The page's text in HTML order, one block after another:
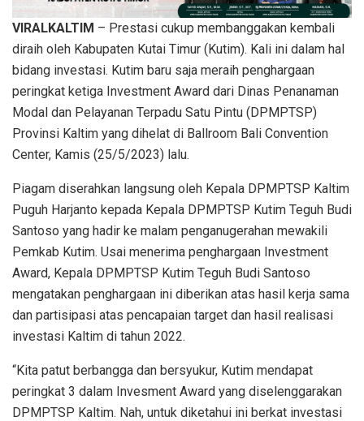
VIRALKALTIM – Prestasi cukup membanggakan kembali
diraih oleh Kabupaten Kutai Timur (Kutim). Kali ini dalam hal
bidang investasi. Kutim baru saja meraih penghargaan
peringkat ketiga Investment Award dari Dinas Penanaman
Modal dan Pelayanan Terpadu Satu Pintu (DPMPTSP)
Provinsi Kaltim yang dihelat di Ballroom Bali Convention
Center, Kamis (25/5/2023) lalu.
Piagam diserahkan langsung oleh Kepala DPMPTSP Kaltim
Puguh Harjanto kepada Kepala DPMPTSP Kutim Teguh Budi
Santoso yang hadir ke malam penganugerahan mewakili
Pemkab Kutim. Usai menerima penghargaan Investment
Award, Kepala DPMPTSP Kutim Teguh Budi Santoso
mengatakan penghargaan ini diberikan atas hasil kerja sama
dan partisipasi atas pencapaian target dan hasil realisasi
investasi Kaltim di tahun 2022.
“Kita patut berbangga dan bersyukur, Kutim mendapat
peringkat 3 dalam Invesment Award yang diselenggarakan
DPMPTSP Kaltim. Nah, untuk diketahui ini berkat investasi